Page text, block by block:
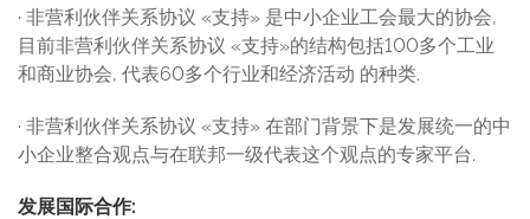
· 非营利伙伴关系协议 «支持» 是中小企业工会最大的协会,
目前非营利伙伴关系协议 «支持»的结构包括100多个工业
和商业协会, 代表60多个行业和经济活动 的种类.
· 非营利伙伴关系协议 «支持» 在部门背景下是发展统一的中
小企业整合观点与在联邦一级代表这个观点的专家平台.
发展国际合作: